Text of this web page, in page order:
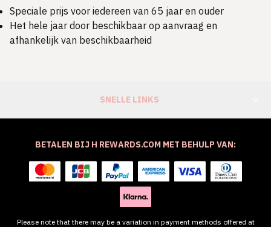
Speciale prijs voor iedereen van 65 jaar en ouder
Het hele jaar door beschikbaar op aanvraag en
afhankelijk van beschikbaarheid
SNELLE LINKS
BETALEN BIJ H REWARDS.COM MET BEHULP VAN:
Please note that there may be a variation in payment methods offered at